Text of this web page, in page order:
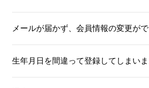
メールが届かず、会員情報の変更がで
生年月日を間違って登録してしまいま